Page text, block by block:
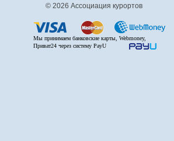
© 2026 Ассоциация курортов
Мы принимаем банковские карты, Webmoney,
Приват24 через систему PayU